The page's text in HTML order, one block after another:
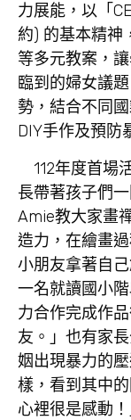
力展能，以「
約) 的基本精神
等多元教案，
臨到的婦女議
勢，結合不同
DIY手作及預防
112年度首場
長帶著孩子們
Amie教大家畫
造力，在繪畫
小朋友拿著自
一名就讀國小
力合作完成作
友。」也有家
姻出現暴力的
樣，看到其中
心裡很是感動！